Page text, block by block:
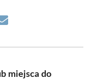
Share
miejsca do